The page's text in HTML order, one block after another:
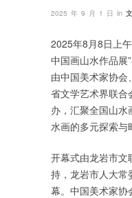
2025 年 9 月 1 日 in
2025年8月8日上
中国画山水作品展
由中国美术家协
省文学艺术界联合
办，汇聚全国山
水画的多元探索与
开幕式由龙岩市文
持，龙岩市人大常
幕。中国美术家协